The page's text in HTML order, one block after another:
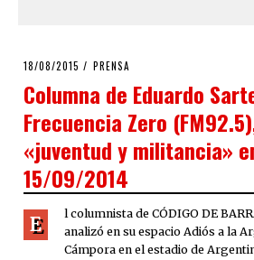
POSTED
18/08/2015 PRENSA
Columna de Eduardo
Frecuencia Zero
«juventud y militancia»
15/09/2014
E
l columnista de CÓDIGO DE
analizó en su espacio Adiós a la
Cámpora en el estadio de